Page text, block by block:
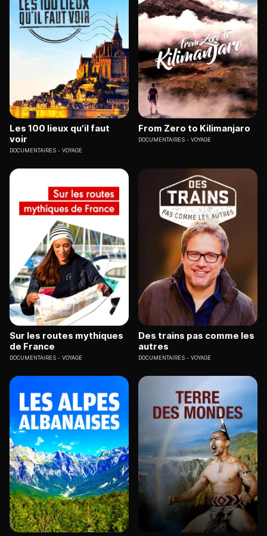
Les 100 lieux qu'il faut
voir
DOCUMENTAIRES VOYAGE
From Zero to Kilimanjaro
DOCUMENTAIRES VOYAGE
Sur les routes mythiques
de France
DOCUMENTAIRES VOYAGE
Des trains pas comme les
autres
DOCUMENTAIRES VOYAGE